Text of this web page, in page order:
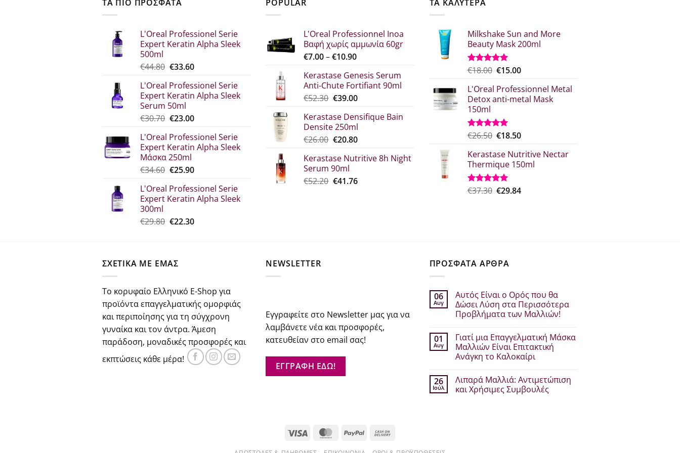
ΤΑ ΠΙΟ ΠΡΟΣΦΑΤΑ
L'Oreal Professionel Serie
Expert Keratin Alpha Sleek
500ml
€44.80 Original
was:
€44.80.
€33.60Η
τιμή
είναι:
L'Oreal Professionel Serie
Expert Keratin Alpha Sleek
Serum 50ml
€30.70 Original
was:
€30.70.
€23.00Η
τιμή
είναι:
L'Oreal Professionel Serie
Expert Keratin Alpha Sleek
Μάσκα 250ml
€34.60 Original
was:
€34.60.
€25.90Η
τιμή
είναι:
L'Oreal Professionel Serie
Expert Keratin Alpha Sleek
300ml
€29.80 Original
€22.30Η
POPULAR
L'Oreal Professionnel Inoa
Βαφή χωρίς αμμωνία 60gr
€7.00–€10.90Price
€7.00
through
€10.90
Kerastase Genesis Serum
Anti-Chute Fortifiant 90ml
€52.30 Original
was:
€52.30.
€39.00Η
τιμή
είναι:
€39.00.
Kerastase Densifique Bain
Densite 250ml
€26.00 Original
was:
€26.00.
€20.80Η
τιμή
€20.80.
Kerastase Nutritive 8h Night
Serum 90ml
€52.20 Original
€41.76Η
ΤΑ ΚΑΛΥΤΕΡΑ
Milkshake Sun and More
Beauty Mask 200ml
Βαθμολογήθηκε
από 5
€18.00 Original
was:
€18.00.
€15.00Η
τιμή
είναι:
L'Oreal Professionnel Metal
Detox anti-metal Mask
150ml
Βαθμολογήθηκε
από 5
€26.50 Original
was:
€26.50.
€18.50Η
τιμή
είναι:
Kerastase Nutritive Nectar
Thermique 150ml
Βαθμολογήθηκε
€37.30 Original
€29.84Η
ΣΧΕΤΙΚΑ ΜΕ ΕΜΑΣ
Το κορυφαίο Ελληνικό E-Shop για
προϊόντα επαγγελματικής ομορφιάς
και περιποίησης για τη σύγχρονη
γυναίκα και τον άντρα. Άμεση
παράδοση, μοναδικές προσφορές και
εκπτώσεις κάθε μέρα!
NEWSLETTER
Εγγραφείτε στο Newsletter μας για να
λαμβάνετε νέα και προσφορές,
κατευθείαν στο email σας!
ΕΓΓΡΑΦΗ ΕΔΩ!
ΠΡΟΣΦΑΤΑ ΑΡΘΡΑ
06
Αυγ
Αυτός Είναι ο Ορός που θα
Δώσει Λύση στα Περισσότερα
Προβλήματα των Μαλλιών!
σχόλια
στο
Αυτός
Είναι
που
θα
Δώσει
01
Αυγ
Γιατί μια Επαγγελματική Μάσκα
Μαλλιών Είναι Επιτακτική
Ανάγκη το Καλοκαίρι
σχόλια
στο
Γιατί
26
Ιούλ
Λιπαρά Μαλλιά: Αντιμετώπιση
και Χρήσιμες Συμβουλές
Visa MasterCardPayPal